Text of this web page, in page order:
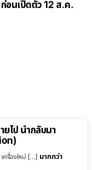
อนเปิดตัว 12 ส.ค.
ไป นำกลับมา
ครื่องใหม่ […] มากกว่า